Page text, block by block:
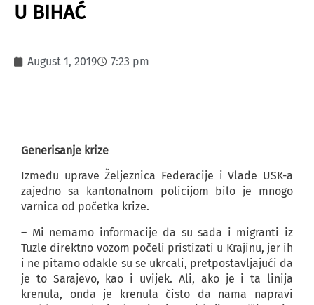
U BIHAĆ
August 1, 2019 7:23 pm
Generisanje krize
Između uprave Željeznica Federacije i Vlade USK-a
zajedno sa kantonalnom policijom bilo je mnogo
varnica od početka krize.
– Mi nemamo informacije da su sada i migranti iz
Tuzle direktno vozom počeli pristizati u Krajinu, jer ih
i ne pitamo odakle su se ukrcali, pretpostavljajući da
je to Sarajevo, kao i uvijek. Ali, ako je i ta linija
krenula, onda je krenula čisto da nama napravi